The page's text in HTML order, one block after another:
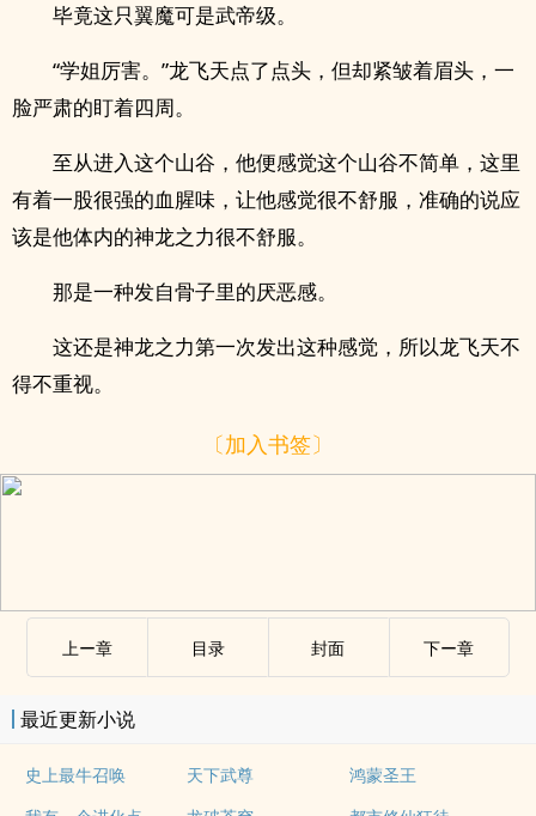
毕竟这只翼魔可是武帝级。
“学姐厉害。”龙飞天点了点头，但却紧皱着眉头，一
脸严肃的盯着四周。
至从进入这个山谷，他便感觉这个山谷不简单，这里
有着一股很强的血腥味，让他感觉很不舒服，准确的说应
该是他体内的神龙之力很不舒服。
那是一种发自骨子里的厌恶感。
这还是神龙之力第一次发出这种感觉，所以龙飞天不
得不重视。
〔加入书签〕
上ー章 目录 封面 下ー章
最近更新小说
史上最牛召唤 天下武尊
鸿蒙圣王